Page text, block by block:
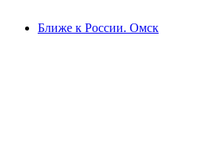
Ближе к России. Омск